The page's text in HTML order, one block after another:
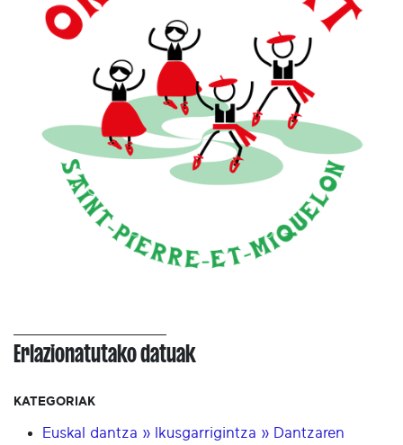
Erlazionatutako datuak
KATEGORIAK
Euskal dantza » Ikusgarrigintza » Dantzaren